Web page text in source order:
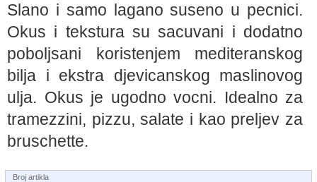
Slano i samo lagano suseno u pecnici.
Okus i tekstura su sacuvani i dodatno
poboljsani koristenjem mediteranskog
bilja i ekstra djevicanskog maslinovog
ulja. Okus je ugodno vocni. Idealno za
tramezzini, pizzu, salate i kao preljev za
bruschette.
Broj artikla